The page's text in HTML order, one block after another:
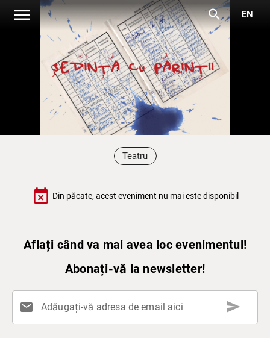
menu search EN
Teatru
event_busy Din păcate, acest eveniment nu mai este disponibil
Aflați când va mai avea loc evenimentul!
Abonați-vă la newsletter!
mail Adăugați-vă adresa de email aici send